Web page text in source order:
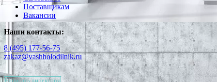
Поставщикам
Вакансии
Наши контакты:
8 (495) 177-56-75
zakaz@vashholodilnik.ru
Написать директору